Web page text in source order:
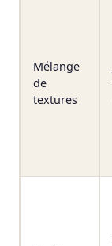
Mélange
de
textures